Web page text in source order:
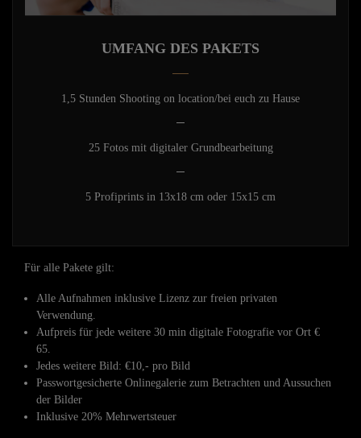
UMFANG DES PAKETS
1,5 Stunden Shooting on location/bei euch zu Hause
25 Fotos mit digitaler Grundbearbeitung
5 Profiprints in 13x18 cm oder 15x15 cm
Für alle Pakete gilt:
Alle Aufnahmen inklusive Lizenz zur freien privaten
Verwendung.
Aufpreis für jede weitere 30 min digitale Fotografie vor Ort €
65.
Jedes weitere Bild: €10,- pro Bild
Passwortgesicherte Onlinegalerie zum Betrachten und Aussuchen
der Bilder
Inklusive 20% Mehrwertsteuer